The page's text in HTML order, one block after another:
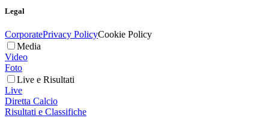
Legal
CorporatePrivacy PolicyCookie Policy
Media
Video
Foto
Live e Risultati
Live
Diretta Calcio
Risultati e Classifiche